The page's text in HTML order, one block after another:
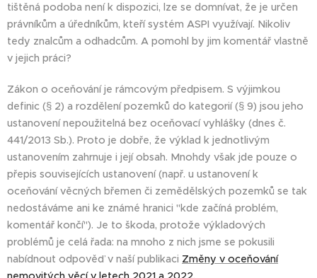
tištěná podoba není k dispozici, lze se domnívat, že je určen
právníkům a úředníkům, kteří systém ASPI využívají. Nikoliv
tedy znalcům a odhadcům. A pomohl by jim komentář vlastně
v jejich práci?
Zákon o oceňování je rámcovým předpisem. S výjimkou
definic (§ 2) a rozdělení pozemků do kategorií (§ 9) jsou jeho
ustanovení nepoužitelná bez oceňovací vyhlášky (dnes č.
441/2013 Sb.). Proto je dobře, že výklad k jednotlivým
ustanovením zahrnuje i její obsah. Mnohdy však jde pouze o
přepis souvisejících ustanovení (např. u ustanovení k
oceňování věcných břemen či zemědělských pozemků se tak
nedostáváme ani ke známé hranici "kde začíná problém,
komentář končí"). Je to škoda, protože výkladových
problémů je celá řada: na mnoho z nich jsme se pokusili
nabídnout odpověď v naší publikaci Změny v oceňování